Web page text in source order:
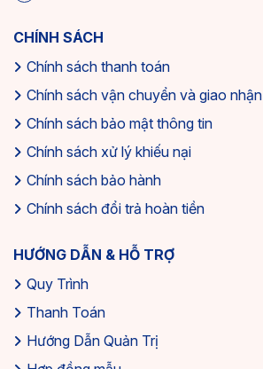
CHÍNH SÁCH
Chính sách thanh toán
Chính sách vận chuyển và giao nhận
Chính sách bảo mật thông tin
Chính sách xử lý khiếu nại
Chính sách bảo hành
Chính sách đổi trả hoàn tiền
HƯỚNG DẪN & HỖ TRỢ
Quy Trình
Thanh Toán
Hướng Dẫn Quản Trị